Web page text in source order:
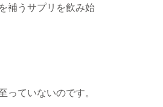
補うサプリを飲み始
っていないのです。